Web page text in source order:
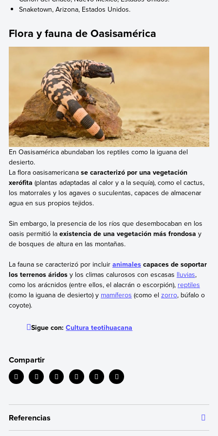
Snaketown, Arizona, Estados Unidos.
Flora y fauna de Oasisamérica
En Oasisamérica abundaban los reptiles como la iguana del
desierto.
La flora oasisamericana se caracterizó por una vegetación
xerófita (plantas adaptadas al calor y a la sequía), como el cactus,
los matorrales y los agaves o suculentas, capaces de almacenar
agua en sus propios tejidos.
Sin embargo, la presencia de los ríos que desembocaban en los
oasis permitió la existencia de una vegetación más frondosa y
de bosques de altura en las montañas.
La fauna se caracterizó por incluir animalescapaces de soportar
los terrenos áridosy los climas calurosos con escasas lluvias,
como los arácnidos (entre ellos, el alacrán o escorpión), reptiles
(como la iguana de desierto) y mamíferos (como el zorro, búfalo o
coyote).
Sigue con:Cultura teotihuacana
Compartir
Referencias